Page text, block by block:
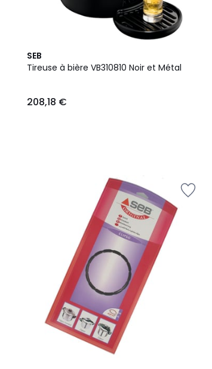
SEB
Tireuse à bière VB310810 Noir et Métal
208,18 €